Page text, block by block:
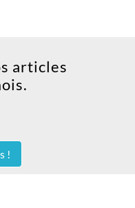
articles
!